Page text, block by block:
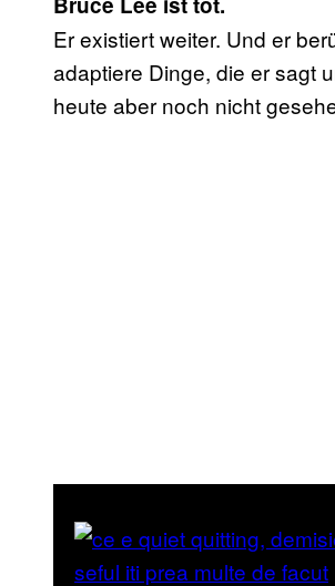
Er existiert weiter. Und er
adaptiere Dinge, die er sagt
heute aber noch nicht